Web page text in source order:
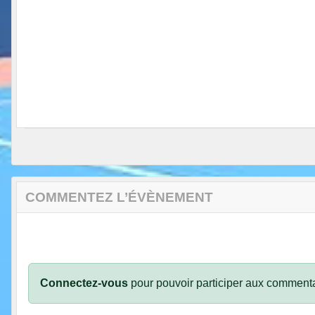
COMMENTEZ L’ÉVÈNEMENT
Connectez-vous pour pouvoir participer aux